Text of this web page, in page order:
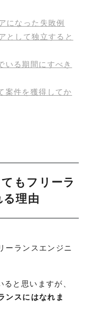
になった失敗例
として独立すると
いる期間にすべき
案件を獲得してか
もフリーラ
理由
ーランスエンジニ
と思いますが、
ンスにはなれま